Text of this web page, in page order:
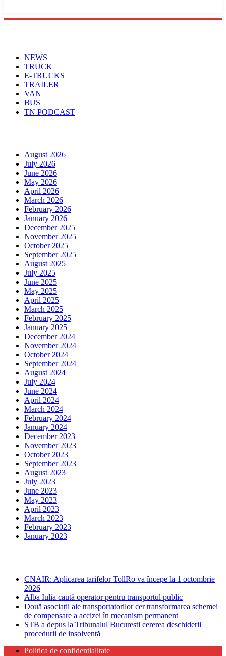
NEWS
TRUCK
E-TRUCKS
TRAILER
VAN
BUS
TN PODCAST
August 2026
July 2026
June 2026
May 2026
April 2026
March 2026
February 2026
January 2026
December 2025
November 2025
October 2025
September 2025
August 2025
July 2025
June 2025
May 2025
April 2025
March 2025
February 2025
January 2025
December 2024
November 2024
October 2024
September 2024
August 2024
July 2024
June 2024
April 2024
March 2024
February 2024
January 2024
December 2023
November 2023
October 2023
September 2023
August 2023
July 2023
June 2023
May 2023
April 2023
March 2023
February 2023
January 2023
CNAIR: Aplicarea tarifelor TollRo va începe la 1 octombrie
2026
Alba Iulia caută operator pentru transportul public
Două asociații ale transportatorilor cer transformarea schemei
de compensare a accizei în mecanism permanent
STB a depus la Tribunalul București cererea deschiderii
procedurii de insolvență
Politica de confidentialitate